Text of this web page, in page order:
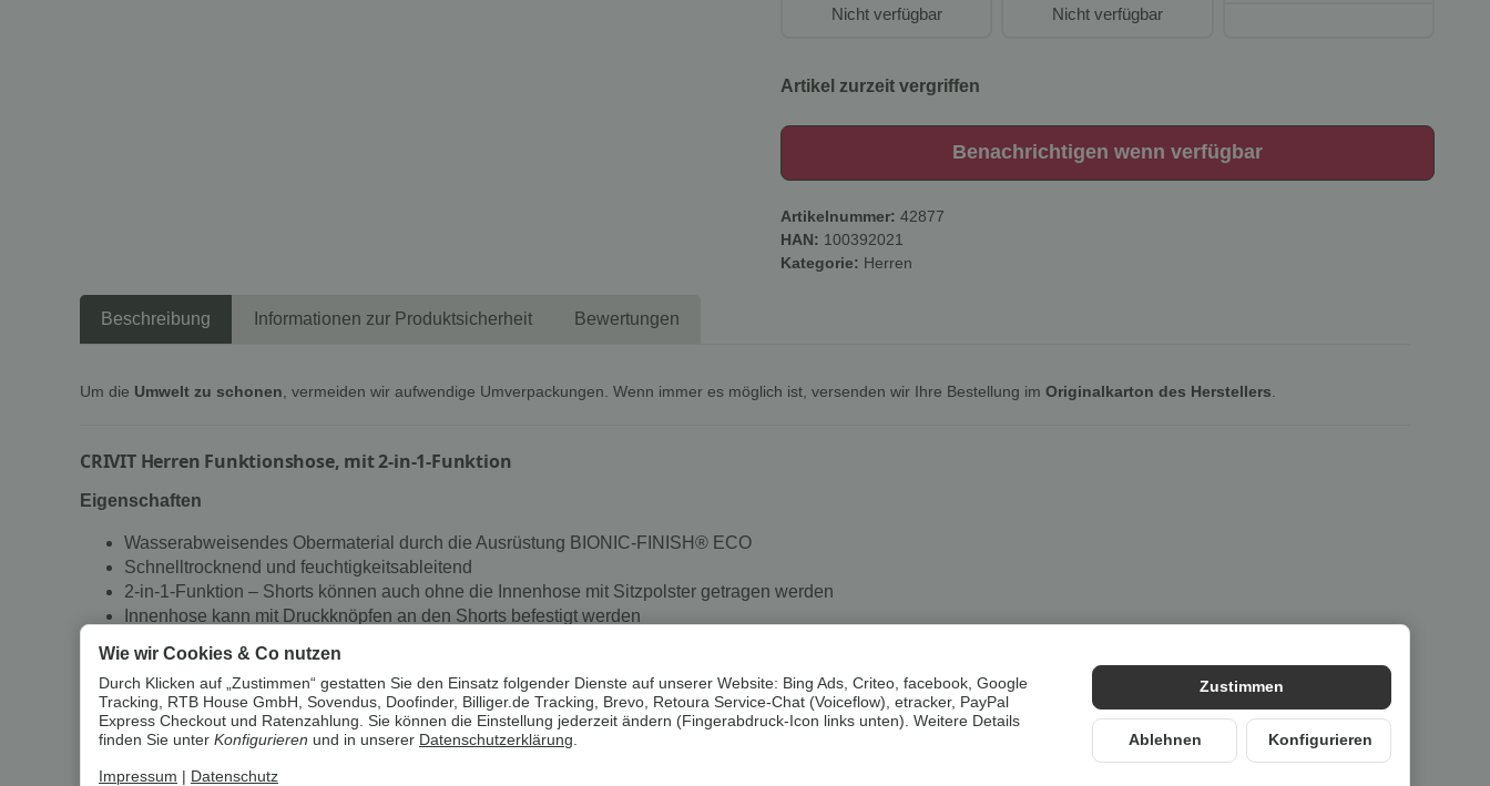
Nicht verfügbar
Nicht verfügbar
Artikel zurzeit vergriffen
Benachrichtigen wenn verfügbar
Artikelnummer: 42877
HAN: 100392021
Kategorie: Herren
Beschreibung Informationen zur Produktsicherheit Bewertungen
Um die Umwelt zu schonen , vermeiden wir aufwendige Umverpackungen. Wenn immer es möglich ist, versenden wir Ihre Bestellung im Originalkarton des Herstellers
CRIVIT Herren Funktionshose, mit 2-in-1-Funktion
Eigenschaften
Wasserabweisendes Obermaterial durch die Ausrüstung BIONIC-FINISH® ECO
Schnelltrocknend und feuchtigkeitsableitend
2-in-1-Funktion – Shorts können auch ohne die Innenhose mit Sitzpolster getragen werden
Innenhose kann mit Druckknöpfen an den Shorts befestigt werden
Sitzpolster außen: Aktiver Feuchtigkeitstransport durch die Funktionsfaser COOLMAX® EcoMade
Optimale Passform und Formstabilität dank der Marke LYCRA®
Produktmerkmale
Zustimmen
Ablehnen Konfigurieren
Wie wir Cookies & Co nutzen
Durch Klicken auf „Zustimmen“ gestatten Sie den Einsatz folgender Dienste auf unserer Website: Bing Ads, Criteo, facebook, Google
Tracking, RTB House GmbH, Sovendus, Doofinder, Billiger.de Tracking, Brevo, Retoura Service-Chat (Voiceflow), etracker, PayPal
Express Checkout und Ratenzahlung. Sie können die Einstellung jederzeit ändern (Fingerabdruck-Icon links unten). Weitere Details
finden Sie unter Konfigurieren und in unserer Datenschutzerklärung
Impressum | Datenschutz